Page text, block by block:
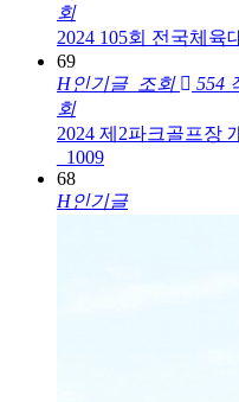
회
2024 105회 전국체육
69
H인기글 조회 554
회
2024 제2파크골프장
_1009
68
H인기글